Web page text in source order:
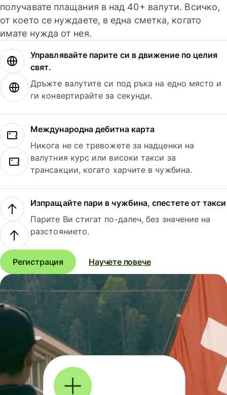
получавате плащания в над 40+ валути. Всичко,
от което се нуждаете, в една сметка, когато
имате нужда от нея.
Управлявайте парите си в движение по целия
свят.
Дръжте валутите си под ръка на едно място и
ги конвертирайте за секунди.
Международна дебитна карта
Никога не се тревожете за надценки на
валутния курс или високи такси за
трансакции, когато харчите в чужбина.
Изпращайте пари в чужбина, спестете от такси
Парите Ви стигат по-далеч, без значение на
разстоянието.
Регистрация Научете повече